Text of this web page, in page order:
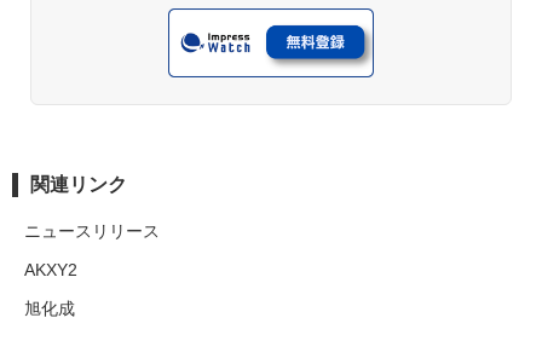
関連リンク
ニュースリリース
AKXY2
旭化成